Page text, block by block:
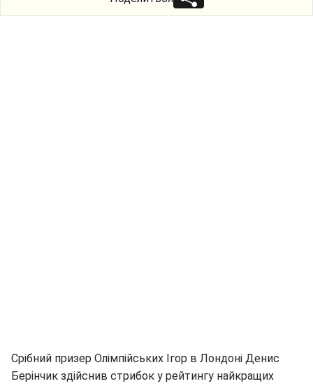
Срібний призер Олімпійських Ігор в Лондоні Денис
Берінчик здійснив стрибок у рейтингу найкращих